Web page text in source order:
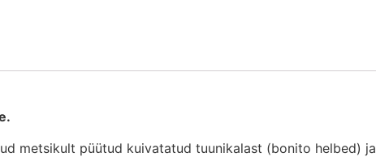
metsikult püütud kuivatatud tuunikalast (bonito helbed) ja